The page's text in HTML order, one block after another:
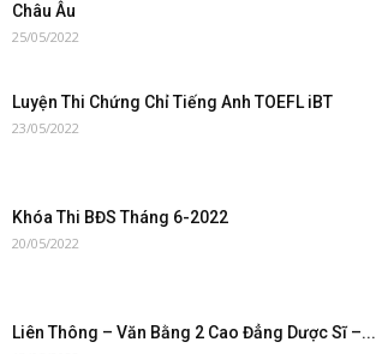
Châu Âu
25/05/2022
Luyện Thi Chứng Chỉ Tiếng Anh TOEFL iBT
23/05/2022
Khóa Thi BĐS Tháng 6-2022
20/05/2022
Liên Thông – Văn Bằng 2 Cao Đẳng Dược Sĩ –...